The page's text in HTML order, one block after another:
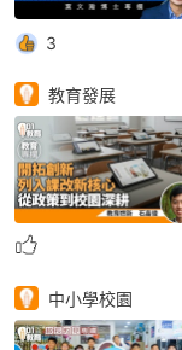
3
教育發展
中小學校園